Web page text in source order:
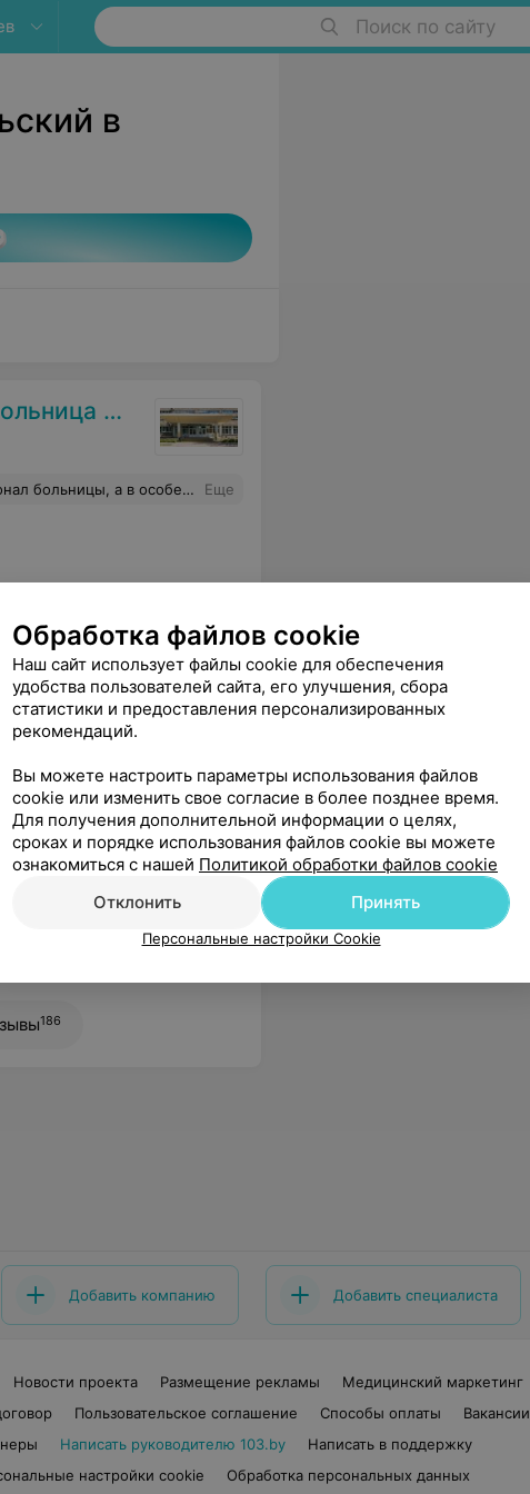
Поиск по сайту
в
№ 1»
огромное уважение. Желаю всему коллективу крепкого здоровья, благополучия, неиссякаемой энергии и дальнейших успехов в вашем важном и благородном труде. С глубоким уважением и признательностью Еще
наркологии
на главной странице Еще
все рассказала что делает и как ухаживать, ответила на все мои вопросы! Клинику рекомендую! Очень понравилась!!!)) Спасибо!!!
186
Добавить компанию Добавить специалиста
Новости проекта Размещение рекламы
Медицинский маркетинг
Пользовательское соглашение Способы оплаты
Вакансии
Написать руководителю 103.by
Написать в поддержку
настройки cookie
Обработка персональных данных
Обработка файлов cookie
Наш сайт использует файлы cookie для обеспечения
удобства пользователей сайта, его улучшения, сбора
статистики и предоставления персонализированных
рекомендаций.
Вы можете настроить параметры использования файлов
cookie или изменить свое согласие в более позднее время.
Для получения дополнительной информации о целях,
сроках и порядке использования файлов cookie вы можете
ознакомиться с нашей Политикой обработки файлов cookie
Отклонить
Принять
Персональные настройки Cookie